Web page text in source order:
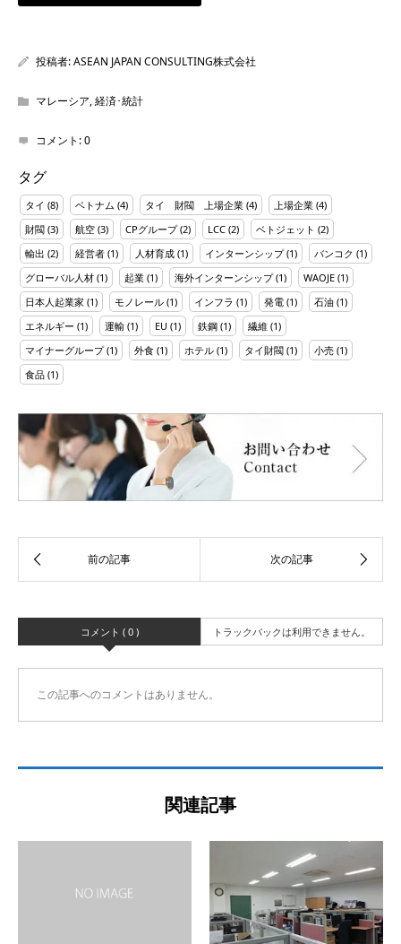
投稿者:ASEAN JAPAN CONSULTING株式会社
マレーシア,経済･統計
コメント:0
タグ
タイ (8) ベトナム (4) タイ 財閥 上場企業 (4) 上場企業 (4)
財閥 (3) 航空 (3) CPグループ(2) LCC (2) ベトジェット (2)
輸出 (2) 経営者 (1) 人材育成 (1) インターンシップ(1) バンコク (1)
グローバル人材 (1) 起業 (1) 海外インターンシップ(1) WAOJE (1)
日本人起業家 (1) モノレール (1) インフラ (1) 発電 (1) 石油 (1)
エネルギー (1) 運輸 (1) EU (1) 鉄鋼 (1) 繊維 (1)
マイナーグループ(1) 外食 (1) ホテル (1) タイ財閥 (1) 小売 (1)
食品 (1)
コメント ( 0 ) トラックバックは利用できません。
この記事へのコメントはありません。
関連記事